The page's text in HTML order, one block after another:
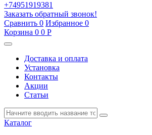
+74951919381
Заказать обратный звонок!
Сравнить 0 Избранное 0
Корзина 0 0 Р
Доставка и оплата
Установка
Контакты
Акции
Статьи
Каталог